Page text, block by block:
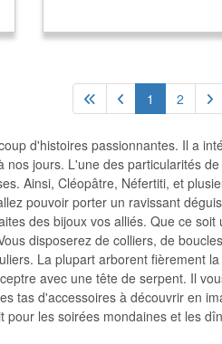
1 2
d'histoires passionnantes. Il a
jours. L'une des particularités
Ainsi, Cléopâtre, Néfertiti, et
pouvoir porter un ravissant
des bijoux vos alliés. Que ce
disposerez de colliers, de
La plupart arborent fièrement
avec une tête de serpent. Il
tas d'accessoires à découvrir en
les soirées mondaines et les